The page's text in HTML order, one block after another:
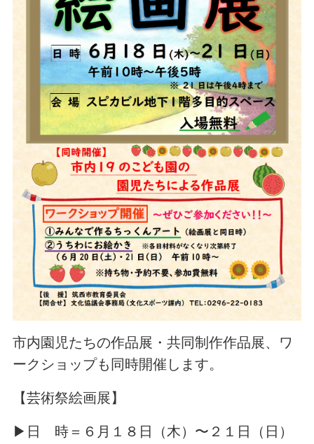
市内園児たちの作品展・共同制作作品展、ワ
ークショップも同時開催します。
【芸術祭絵画展】
▶日 時＝６月１８日（木）〜２１日（日）